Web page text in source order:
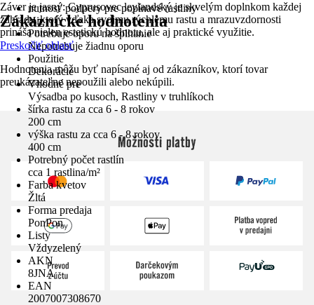
nutnosť podpery pre popínavé rastliny
Nie
Potrebuje oporu na šplhanie
Nepotrebuje žiadnu oporu
Použitie
Dekorácie
Vhodné pre
Výsadba po kusoch, Rastliny v truhlíkoch
šírka rastu za cca 6 - 8 rokov
200 cm
výška rastu za cca 6 - 8 rokov
400 cm
Potrebný počet rastlín
cca 1 rastlina/m²
Farba kvetov
Žltá
Forma predaja
PonPon
Listy
Vždyzelený
AKN
8JNA
EAN
2007007308670
Záver je jasný: Cyprusovec leylandský je skvelým doplnkom každej
záhrady, ktorý vďaka svojmu rýchlemu rastu a mrazuvzdornosti
prináša nielen estetickú hodnotu, ale aj praktické využitie.
Zákaznícke hodnotenia
Preskočiť oblasť
Hodnotenia môžu byť napísané aj od zákazníkov, ktorí tovar
preukázateľne nepoužili alebo nekúpili.
Možnosti platby